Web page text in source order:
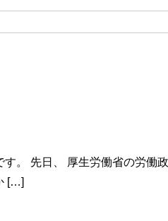
。 先日、 厚生労働省の労働
[…]